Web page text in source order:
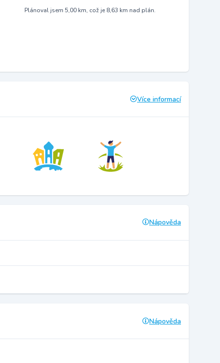
Plánoval jsem 5,00 km, což je 8,63 km nad plán.
Více informací
Nápověda
Nápověda